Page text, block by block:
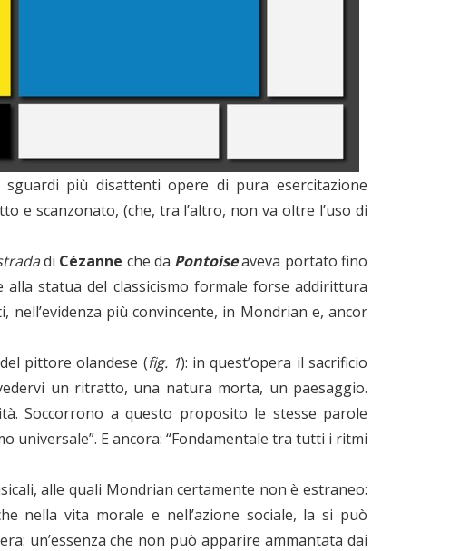
più disattenti opere di pura esercitazione
e scanzonato, (che, tra l’altro, non va oltre l’uso di
di Cézanne che da Pontoiseaveva portato fino
statua del classicismo formale forse addirittura
più convincente, in Mondrian e, ancor
pittore olandese (fig. 1): in quest’opera il sacrificio
un ritratto, una natura morta, un paesaggio.
Soccorrono a questo proposito le stesse parole
universale”. E ancora: “Fondamentale tra tutti i ritmi
alle quali Mondrian certamente non è estraneo:
nella vita morale e nell’azione sociale, la si può
un’essenza che non può apparire ammantata dai